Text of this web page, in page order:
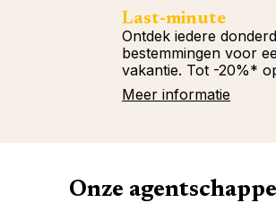
Last-minute
Ontdek iedere
bestemmingen voor
vakantie. Tot -20%*
Meer informatie
Onze